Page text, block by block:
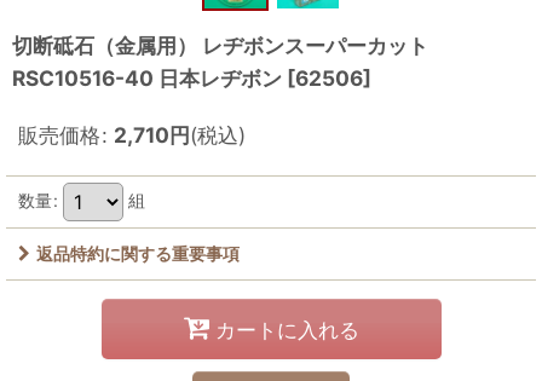
切断砥石（金属用） レヂボンスーパーカット
RSC10516-40 日本レヂボン [62506]
販売価格: 2,710円(税込)
数量: 組
返品特約に関する重要事項
カートに入れる